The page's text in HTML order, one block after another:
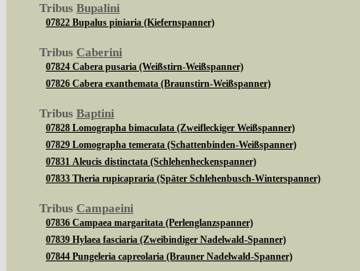
Tribus Bupalini
07822 Bupalus piniaria (Kiefernspanner)
Tribus Caberini
07824 Cabera pusaria (Weißstirn-Weißspanner)
07826 Cabera exanthemata (Braunstirn-Weißspanner)
Tribus Baptini
07828 Lomographa bimaculata (Zweifleckiger Weißspanner)
07829 Lomographa temerata (Schattenbinden-Weißspanner)
07831 Aleucis distinctata (Schlehenheckenspanner)
07833 Theria rupicapraria (Später Schlehenbusch-Winterspanner)
Tribus Campaeini
07836 Campaea margaritata (Perlenglanzspanner)
07839 Hylaea fasciaria (Zweibindiger Nadelwald-Spanner)
07844 Pungeleria capreolaria (Brauner Nadelwald-Spanner)